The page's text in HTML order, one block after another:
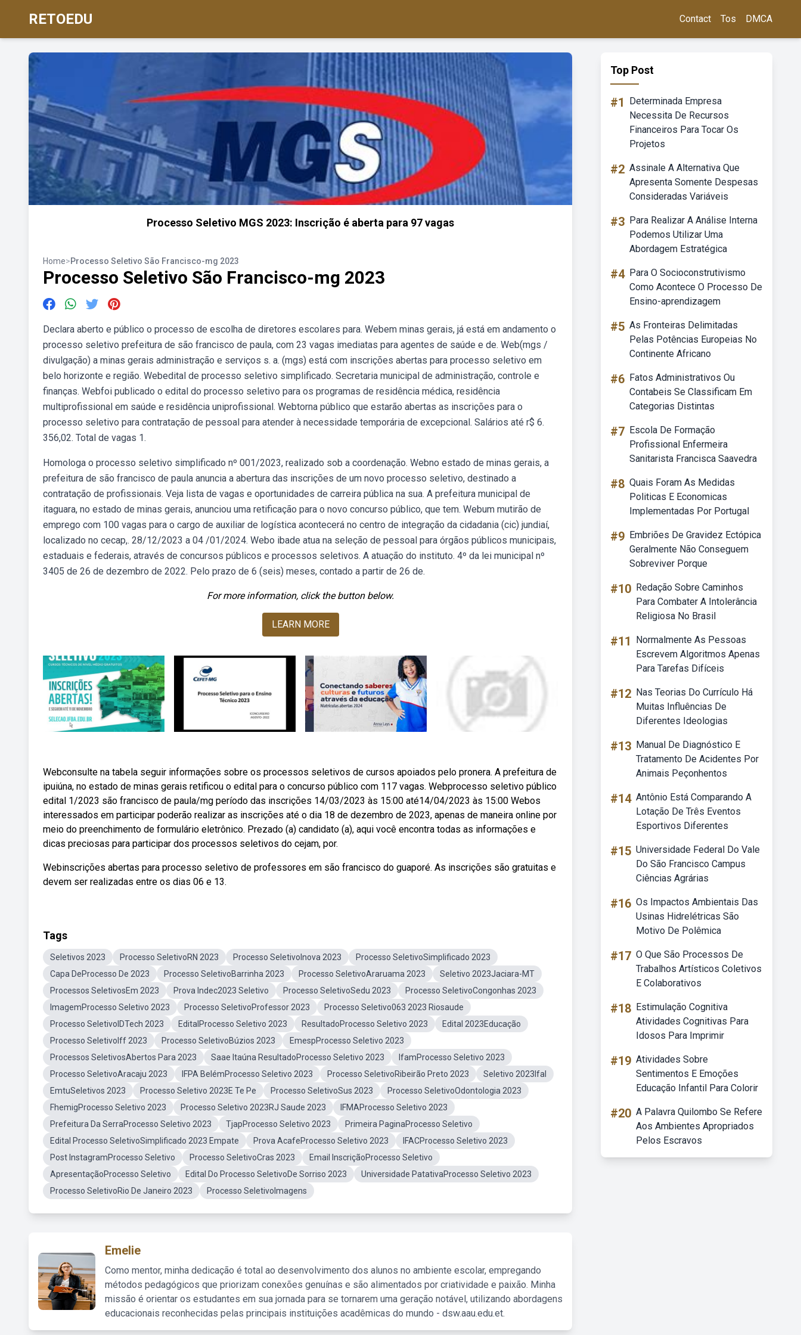
RETOEDU Contact Tos DMCA
Processo Seletivo MGS 2023: Inscrição é aberta para 97 vagas
Home>Processo Seletivo São Francisco-mg 2023
Processo Seletivo São Francisco-mg 2023
Declara aberto e público o processo de escolha de diretores escolares para. Webem minas gerais, já está em andamento o
processo seletivo prefeitura de são francisco de paula, com 23 vagas imediatas para agentes de saúde e de. Web(mgs /
divulgação) a minas gerais administração e serviços s. a. (mgs) está com inscrições abertas para processo seletivo em
belo horizonte e região. Webedital de processo seletivo simplificado. Secretaria municipal de administração, controle e
finanças. Webfoi publicado o edital do processo seletivo para os programas de residência médica, residência
multiprofissional em saúde e residência uniprofissional. Webtorna público que estarão abertas as inscrições para o
processo seletivo para contratação de pessoal para atender à necessidade temporária de excepcional. Salários até r$ 6.
356,02. Total de vagas 1.
Homologa o processo seletivo simplificado nº 001/2023, realizado sob a coordenação. Webno estado de minas gerais, a
prefeitura de são francisco de paula anuncia a abertura das inscrições de um novo processo seletivo, destinado a
contratação de profissionais. Veja lista de vagas e oportunidades de carreira pública na sua. A prefeitura municipal de
itaguara, no estado de minas gerais, anunciou uma retificação para o novo concurso público, que tem. Webum mutirão de
emprego com 100 vagas para o cargo de auxiliar de logística acontecerá no centro de integração da cidadania (cic) jundiaí,
localizado no cecap,. 28/12/2023 a 04 /01/2024. Webo ibade atua na seleção de pessoal para órgãos públicos municipais,
estaduais e federais, através de concursos públicos e processos seletivos. A atuação do instituto. 4º da lei municipal nº
3405 de 26 de dezembro de 2022. Pelo prazo de 6 (seis) meses, contado a partir de 26 de.
For more information, click the button below.
LEARN MORE
Webconsulte na tabela seguir informações sobre os processos seletivos de cursos apoiados pelo pronera. A prefeitura de
ipuiúna, no estado de minas gerais retificou o edital para o concurso público com 117 vagas. Webprocesso seletivo público
edital 1/2023 são francisco de paula/mg período das inscrições 14/03/2023 às 15:00 até14/04/2023 às 15:00 Webos
interessados em participar poderão realizar as inscrições até o dia 18 de dezembro de 2023, apenas de maneira online por
meio do preenchimento de formulário eletrônico. Prezado (a) candidato (a), aqui você encontra todas as informações e
dicas preciosas para participar dos processos seletivos do cejam, por.
Webinscrições abertas para processo seletivo de professores em são francisco do guaporé. As inscrições são gratuitas e
devem ser realizadas entre os dias 06 e 13.
Tags
Seletivos 2023 Processo SeletivoRN 2023 Processo SeletivoInova 2023
Processo SeletivoSimplificado 2023
Capa DeProcesso De 2023
Processo SeletivoBarrinha 2023 Processo SeletivoAraruama 2023
Seletivo 2023Jaciara-MT
Processos SeletivosEm 2023
Prova Indec2023 Seletivo Processo SeletivoSedu 2023
Processo SeletivoCongonhas 2023
ImagemProcesso Seletivo 2023
Processo SeletivoProfessor 2023
Processo Seletivo063 2023 Riosaude
Processo SeletivoIDTech 2023
EditalProcesso Seletivo 2023 ResultadoProcesso Seletivo 2023
Edital 2023Educação
Processo SeletivoIff 2023
Processo SeletivoBúzios 2023
EmespProcesso Seletivo 2023
Processos SeletivosAbertos Para 2023
Saae Itaúna ResultadoProcesso Seletivo 2023
IfamProcesso Seletivo 2023
Processo SeletivoAracaju 2023
IFPA BelémProcesso Seletivo 2023 Processo SeletivoRibeirão Preto 2023
Seletivo 2023Ifal
EmtuSeletivos 2023
Processo Seletivo 2023E Te Pe Processo SeletivoSus 2023
Processo SeletivoOdontologia 2023
FhemigProcesso Seletivo 2023
Processo Seletivo 2023RJ Saude 2023
IFMAProcesso Seletivo 2023
Prefeitura Da SerraProcesso Seletivo 2023
TjapProcesso Seletivo 2023
Primeira PaginaProcesso Seletivo
Edital Processo SeletivoSimplificado 2023 Empate
Prova AcafeProcesso Seletivo 2023
IFACProcesso Seletivo 2023
Post InstagramProcesso Seletivo
Processo SeletivoCras 2023
Email InscriçãoProcesso Seletivo
ApresentaçãoProcesso Seletivo
Edital Do Processo SeletivoDe Sorriso 2023
Universidade PatativaProcesso Seletivo 2023
Processo SeletivoRio De Janeiro 2023
Processo SeletivoImagens
Emelie
Como mentor, minha dedicação é total ao desenvolvimento dos alunos no ambiente escolar, empregando
métodos pedagógicos que priorizam conexões genuínas e são alimentados por criatividade e paixão. Minha
missão é orientar os estudantes em sua jornada para se tornarem uma geração notável, utilizando abordagens
educacionais reconhecidas pelas principais instituições acadêmicas do mundo - dsw.aau.edu.et.
Top Post
#1
Determinada Empresa
Necessita De Recursos
Financeiros Para Tocar Os
Projetos
#2 Assinale A Alternativa Que
Apresenta Somente Despesas
Consideradas Variáveis
#3 Para Realizar A Análise Interna
Podemos Utilizar Uma
Abordagem Estratégica
#4 Para O Socioconstrutivismo
Como Acontece O Processo De
Ensino-aprendizagem
#5 As Fronteiras Delimitadas
Pelas Potências Europeias No
Continente Africano
#6 Fatos Administrativos Ou
Contabeis Se Classificam Em
Categorias Distintas
#7 Escola De Formação
Profissional Enfermeira
Sanitarista Francisca Saavedra
#8 Quais Foram As Medidas
Politicas E Economicas
Implementadas Por Portugal
#9 Embriões De Gravidez Ectópica
Geralmente Não Conseguem
Sobreviver Porque
#10 Redação Sobre Caminhos
Para Combater A Intolerância
Religiosa No Brasil
#11
Normalmente As Pessoas
Escrevem Algoritmos Apenas
Para Tarefas Difíceis
#12 Nas Teorias Do Currículo Há
Muitas Influências De
Diferentes Ideologias
#13 Manual De Diagnóstico E
Tratamento De Acidentes Por
Animais Peçonhentos
#14 Antônio Está Comparando A
Lotação De Três Eventos
Esportivos Diferentes
#15 Universidade Federal Do Vale
Do São Francisco Campus
Ciências Agrárias
#16 Os Impactos Ambientais Das
Usinas Hidrelétricas São
Motivo De Polêmica
#17 O Que São Processos De
Trabalhos Artísticos Coletivos
E Colaborativos
#18 Estimulação Cognitiva
Atividades Cognitivas Para
Idosos Para Imprimir
#19 Atividades Sobre
Sentimentos E Emoções
Educação Infantil Para Colorir
#20 A Palavra Quilombo Se Refere
Aos Ambientes Apropriados
Pelos Escravos